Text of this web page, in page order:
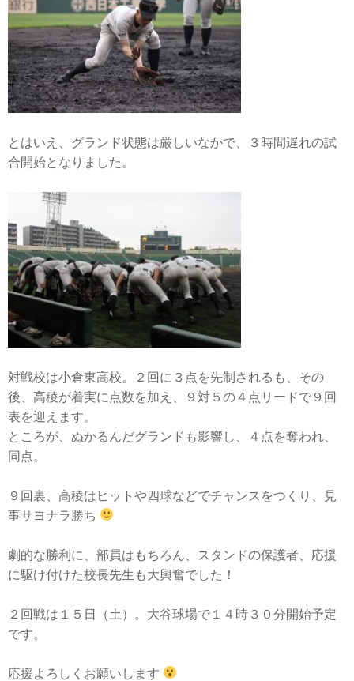
とはいえ、グランド状態は厳しいなかで、３時間遅れの試
合開始となりました。
対戦校は小倉東高校。２回に３点を先制されるも、その
後、高稜が着実に点数を加え、９対５の４点リードで９回
表を迎えます。
ところが、ぬかるんだグランドも影響し、４点を奪われ、
同点。
９回裏、高稜はヒットや四球などでチャンスをつくり、見
事サヨナラ勝ち
劇的な勝利に、部員はもちろん、スタンドの保護者、応援
に駆け付けた校長先生も大興奮でした！
２回戦は１５日（土）。大谷球場で１４時３０分開始予定
です。
応援よろしくお願いします